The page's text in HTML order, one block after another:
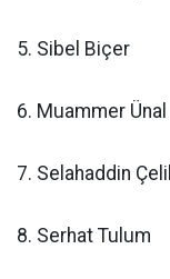
5. Sibel Biçer
6. Muammer Ünal
7. Selahaddin
8. Serhat Tulum